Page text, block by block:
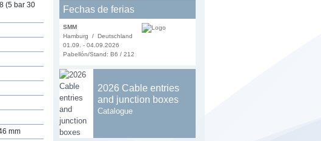
(5 bar 30
mm
Fechas de ferias
SMM
Hamburg / Deutschland
01.09. - 04.09.2026
Pabellón/Stand: B6 / 212
2026 Cable entries
and junction boxes
Catalogue